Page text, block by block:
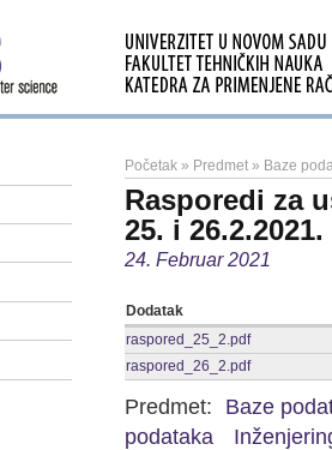
Početak » Predmet » Baze
Rasporedi za
25. i 26.2.2021.
24. Februar 2021
Dodatak
raspored_25_2.pdf
raspored_26_2.pdf
Predmet:
Baze
podataka